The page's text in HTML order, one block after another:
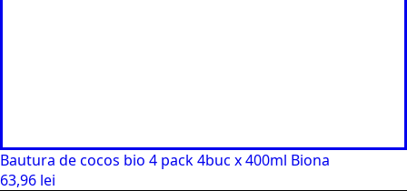
Bautura de cocos bio 4 pack 4buc x 400ml Biona
63,96 lei